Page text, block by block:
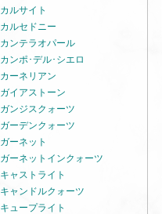
カルサイト
カルセドニー
カンテラオパール
カンポ･デル･シエロ
カーネリアン
ガイアストーン
ガンジスクォーツ
ガーデンクォーツ
ガーネット
ガーネットインクォーツ
キャストライト
キャンドルクォーツ
キュープライト